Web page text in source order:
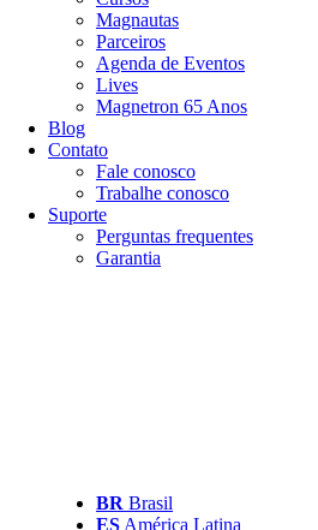
Magnautas
Parceiros
Agenda de Eventos
Lives
Magnetron 65 Anos
Blog
Contato
Fale conosco
Trabalhe conosco
Suporte
Perguntas frequentes
Garantia
BR Brasil
ES América Latina